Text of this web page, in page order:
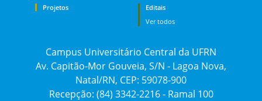
Projetos
Editais
Ver todos
Campus Universitário Central da UFRN
Av. Capitão-Mor Gouveia, S/N - Lagoa Nova,
Natal/RN, CEP: 59078-900
Recepção: (84) 3342-2216 - Ramal 100